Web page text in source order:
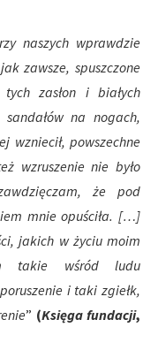
naszych wprawdzie
zawsze, spuszczone
zasłon i białych
sandałów na nogach,
wzniecił, powszechne
wzruszenie nie było
że pod
mnie opuściła. […]
jakich w życiu moim
takie wśród ludu
i taki zgiełk,
” (Księga fundacji,